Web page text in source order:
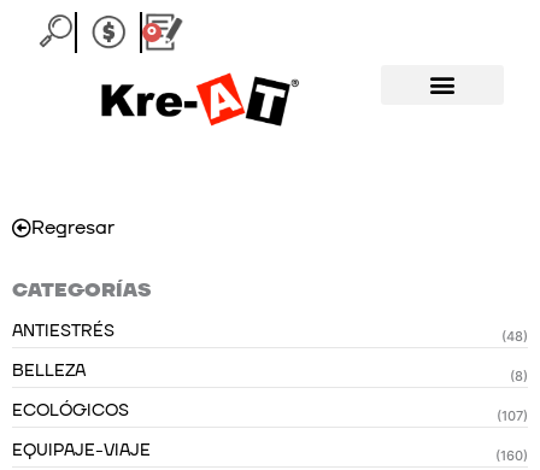
0
Carrito
Regresar
CATEGORÍAS
ANTIESTRÉS (48)
BELLEZA (8)
ECOLÓGICOS (107)
EQUIPAJE-VIAJE (160)